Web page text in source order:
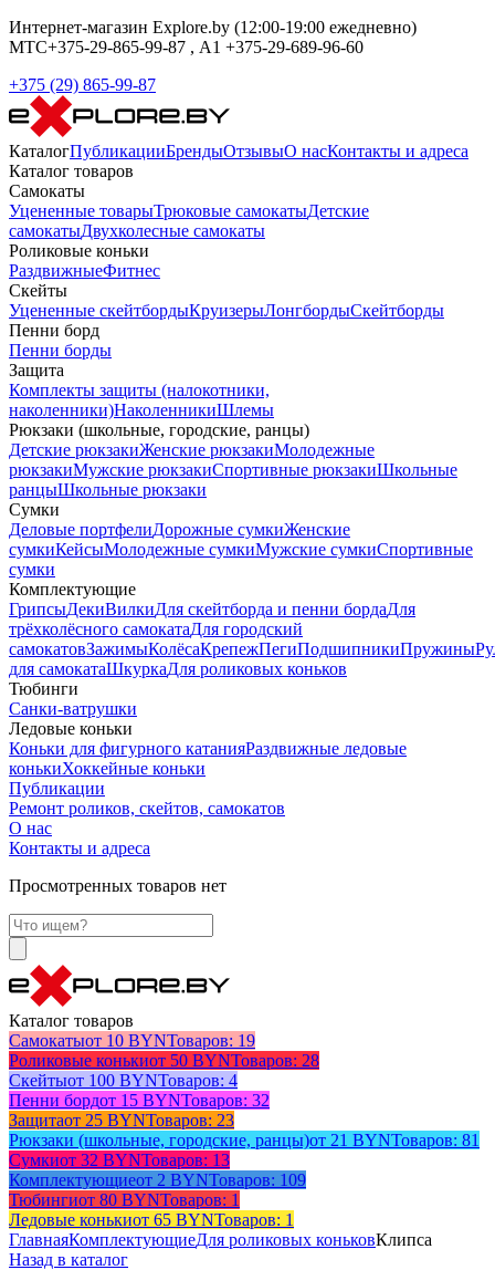
Интернет-магазин Explore.by (12:00-19:00 ежедневно)
МТС+375-29-865-99-87 , А1 +375-29-689-96-60
+375 (29) 865-99-87
КаталогПубликацииБрендыОтзывыО насКонтакты и адреса
Каталог товаров
Самокаты
Уцененные товарыТрюковые самокатыДетские
самокатыДвухколесные самокаты
Роликовые коньки
РаздвижныеФитнес
Скейты
Уцененные скейтбордыКруизерыЛонгбордыСкейтборды
Пенни борд
Пенни борды
Защита
Комплекты защиты (налокотники,
наколенники)НаколенникиШлемы
Рюкзаки (школьные, городские, ранцы)
Детские рюкзакиЖенские рюкзакиМолодежные
рюкзакиМужские рюкзакиСпортивные рюкзакиШкольные
ранцыШкольные рюкзаки
Сумки
Деловые портфелиДорожные сумкиЖенские
сумкиКейсыМолодежные сумкиМужские сумкиСпортивные
сумки
Комплектующие
ГрипсыДекиВилкиДля скейтборда и пенни бордаДля
трёхколёсного самокатаДля городский
самокатовЗажимыКолёсаКрепежПегиПодшипникиПружины
для самокатаШкуркаДля роликовых коньков
Тюбинги
Санки-ватрушки
Ледовые коньки
Коньки для фигурного катанияРаздвижные ледовые
конькиХоккейные коньки
Публикации
Ремонт роликов, скейтов, самокатов
О нас
Контакты и адреса
Просмотренных товаров нет
Каталог товаров
Самокатыот 10 BYNТоваров: 19
Роликовые конькиот 50 BYNТоваров: 28
Скейтыот 100 BYNТоваров: 4
Пенни бордот 15 BYNТоваров: 32
Защитаот 25 BYNТоваров: 23
Рюкзаки (школьные, городские, ранцы)от 21 BYNТоваров: 81
Сумкиот 32 BYNТоваров: 13
Комплектующиеот 2 BYNТоваров: 109
Тюбингиот 80 BYNТоваров: 1
Ледовые конькиот 65 BYNТоваров: 1
ГлавнаяКомплектующиеДля роликовых коньковКлипса
Назад в каталог